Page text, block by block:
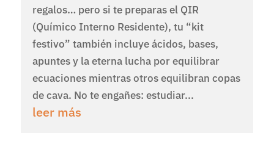
regalos… pero si te preparas el QIR
(Químico Interno Residente), tu “kit
festivo” también incluye ácidos, bases,
apuntes y la eterna lucha por equilibrar
ecuaciones mientras otros equilibran copas
de cava. No te engañes: estudiar...
leer más